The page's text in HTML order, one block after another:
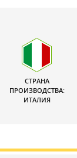
СТРАНА
ПРОИЗВОДСТВА:
ИТАЛИЯ